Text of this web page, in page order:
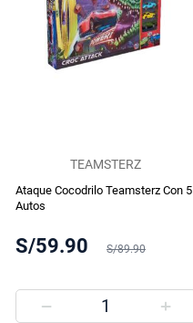
TEAMSTERZ
Ataque Cocodrilo Teamsterz Con 5
Autos
S/59.90 S/89.90